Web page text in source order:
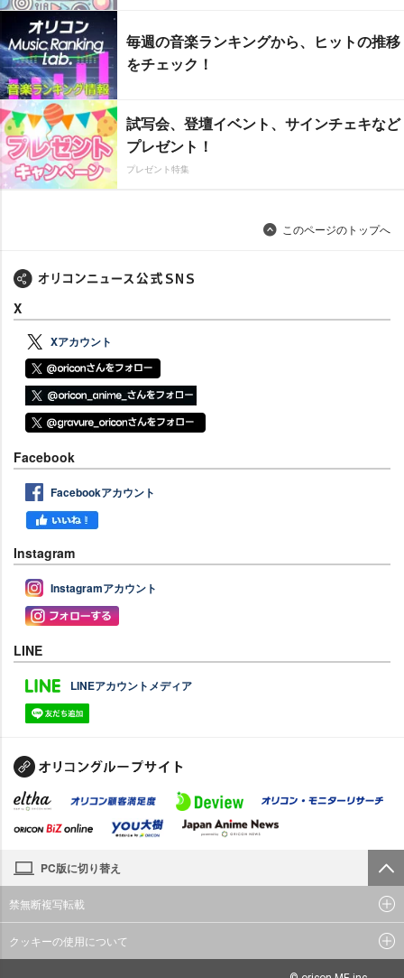
毎週の音楽ランキングから、ヒットの推移
をチェック！
試写会、登壇イベント、サインチェキなど
プレゼント！
プレゼント特集
このページのトップへ
X
Xアカウント
Facebook
Facebookアカウント
Instagram
Instagramアカウント
LINE
LINEアカウントメディア
PC版に切り替え
禁無断複写転載
クッキーの使用について